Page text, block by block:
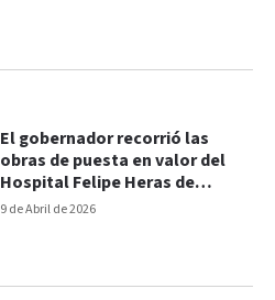
9 de Abril de 2026
El gobernador recorrió las
obras de puesta en valor del
Hospital Felipe Heras de
Concordia